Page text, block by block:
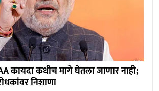
कायदा कधीच मागे घेतला जाणार नाही;
निशाणा